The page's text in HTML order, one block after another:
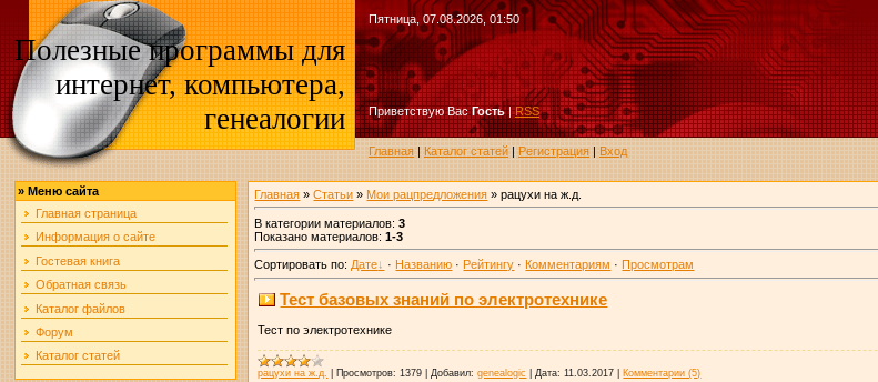
Полезные программы для
интернет, компьютера,
генеалогии
Пятница, 07.08.2026, 01:50
Приветствую Вас Гость|RSS
Главная|Каталог статей|Регистрация|Вход
»Меню сайта
Главная страница
Информация о сайте
Гостевая книга
Обратная связь
Каталог файлов
Форум
Каталог статей
Главная »Статьи » Мои рацпредложения » рацухи на ж.д.
В категории материалов:3
Показано материалов:1-3
Сортировать по: Дате · Названию · Рейтингу · Комментариям · Просмотрам
Тест базовых знаний по электротехнике
Тест по электротехнике
рацухи на ж.д. Просмотров: 1379 |Добавил: genealogic |Дата: 11.03.2017 Комментарии (5)